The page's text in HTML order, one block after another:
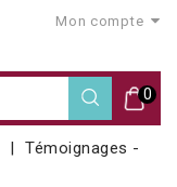
Mon compte
0
Témoignages -